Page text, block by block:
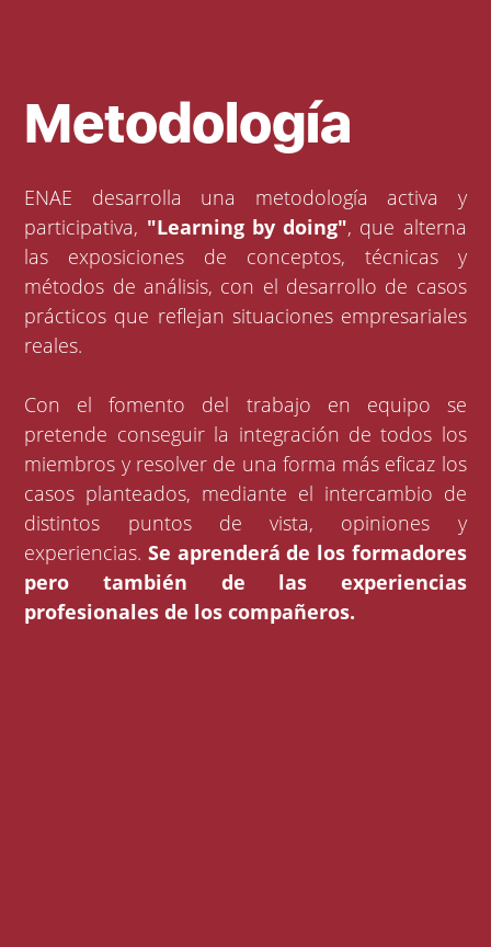
Metodología
ENAE desarrolla una metodología activa y
participativa, "Learning by doing", que alterna
las exposiciones de conceptos, técnicas y
métodos de análisis, con el desarrollo de casos
prácticos que reflejan situaciones empresariales
reales.
Con el fomento del trabajo en equipo se
pretende conseguir la integración de todos los
miembros y resolver de una forma más eficaz los
casos planteados, mediante el intercambio de
distintos puntos de vista, opiniones y
experiencias.Se aprenderá de los formadores
pero también de las experiencias
profesionales de los compañeros.